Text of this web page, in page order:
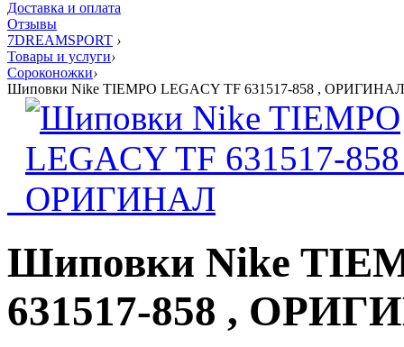
Доставка и оплата
Отзывы
7DREAMSPORT ›
Товары и услуги›
Сороконожки›
Шиповки Nike TIEMPO LEGACY TF 631517-858 , ОРИГИНАЛ
Шиповки Nike
631517-858 ,